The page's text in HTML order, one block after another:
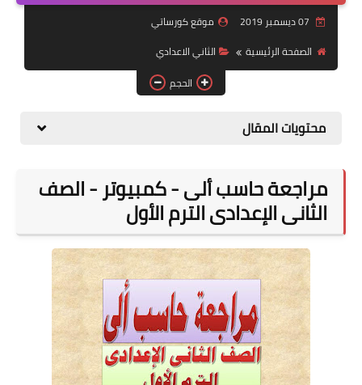
موضوعات
تربويات
تكنولوجيا
صحة
موقع كورساتي
الصفحة الرئيسية
الثاني الاعدادي
الحجم
محتويات المقال
مراجعة حاسب ألى - كمبيوتر - الصف
الثانى الإعدادى الترم الأول